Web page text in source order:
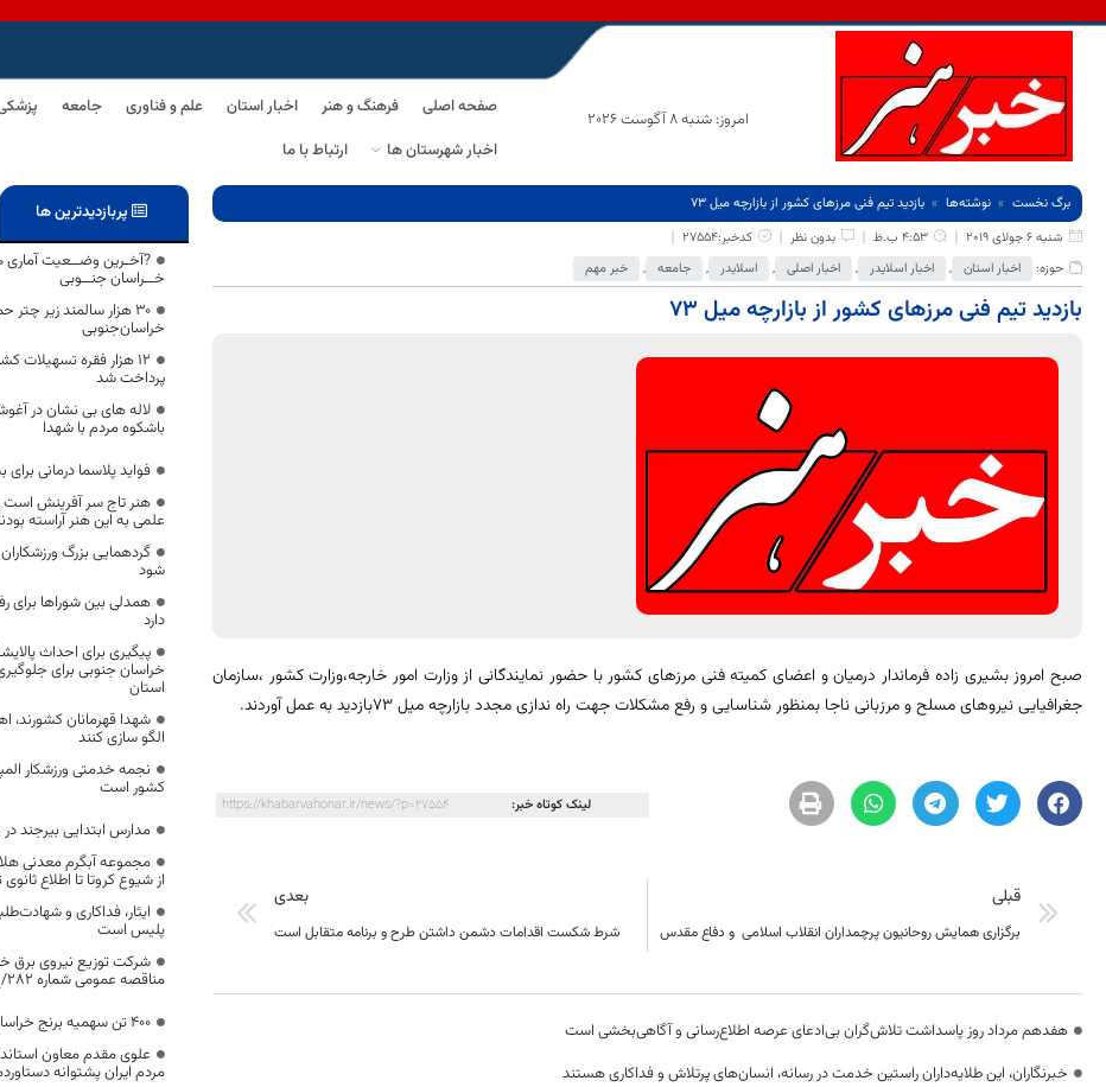
امروز: شنبه 8 آگوست 2026
صفحه اصلی فرهنگ و هنر اخبار استان علم و فناوری جامعه
اخبار شهرستان ها
ارتباط با ما
برگ نخست نوشته‌ها
بازدید تیم فنی مرزهای کشور از بازارچه‌ میل ۷۳
شنبه 6 جولای 2019
4:53 ب.ظ بدون نظر
کدخبر:27554
حوزه:
اخبار استان , اخبار اسلایدر , اخبار اصلی , اسلایدر , جامعه , خبر مهم
بازدید تیم فنی مرزهای کشور از بازارچه‌ میل ۷۳
صبح امروز بشیری زاده فرماندار درمیان و اعضای کمیته فنی مرزهای کشور با حضور نمایندگانی از وزارت امور خارجه،وزارت کشور ،سازمان
جغرافیایی نیروهای مسلح و مرزبانی ناجا بمنظور شناسایی و رفع مشکلات جهت راه ندازی مجدد بازارچه میل ۷۳بازدید به عمل آوردند.
لینک کوتاه خبر: https://khabarvahonar.ir/news/?p=27554
قبلی
برگزاری همایش روحانیون پرچمداران انقلاب اسلامی و دفاع مقدس
بعدی
شرط شکست اقدامات دشمن داشتن طرح و برنامه متقابل است
هفدهم مرداد روز پاسداشت تلاش‌گران بی‌ادعای عرصه اطلاع‌رسانی و آگاهی‌بخشی است
خبرنگاران، این طلایه‌داران راستین خدمت در رسانه، انسان‌های پرتلاش و فداکاری هستند
پربازدیدترین ها
?آخـرین وضــعیت
خــراسان جنــوبی
۳۰ هزار سالمند زیر چتر
خراسان‌جنوبی
12 هزار فقره تسهیلات
پرداخت شد
لاله های بی نشان در
باشکوه مردم با شهدا
فواید پلاسما درمانی
هنر تاج سر آفرینش است
علمی به این هنر آراسته
گردهمایی بزرگ
شود
همدلی بین شوراها
دارد
پیگیری برای احداث
خراسان جنوبی برای
استان
شهدا قهرمانان کشورند،
الگو سازی کنند
نجمه خدمتی ورزشکار
کشور است
مدارس ابتدایی بیرجند
مجموعه آبگرم معدنی
از شیوع کروتا تا اطلاع
ایثار، فداکاری و
پلیس است
شرکت توزیع نیروی برق
مناقصه عمومی شماره 282/ع/402 و283/ع/402
400 تن سهمیه برنج خراسان جنوبی جذب نشد
علوی مقدم معاون
مردم ایران پشتوانه